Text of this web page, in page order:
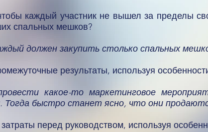
каждый участник не вышел за пределы
спальных мешков?
должен закупить столько спальных
результаты, используя
какое-то маркетинговое
Тогда быстро станет ясно, что они
перед руководством, используя